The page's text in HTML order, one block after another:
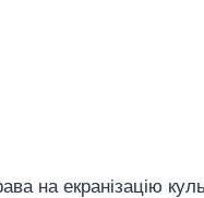
на екранізацію